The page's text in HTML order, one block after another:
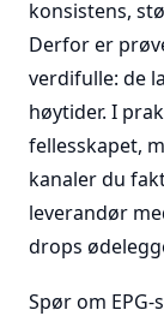
konsistens,
Derfor er
verdifulle: de
høytider. I
fellesskapet,
kanaler du
leverandør
drops
Spør om